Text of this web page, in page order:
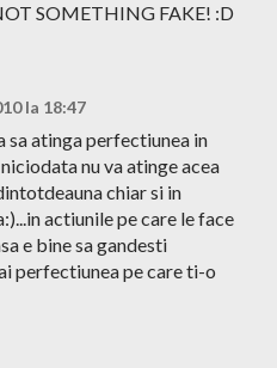
SOMETHING FAKE! :D
la 18:47
sa atinga perfectiunea in
nu va atinge acea
chiar si in
actiunile pe care le face
e bine sa gandesti
perfectiunea pe care ti-o